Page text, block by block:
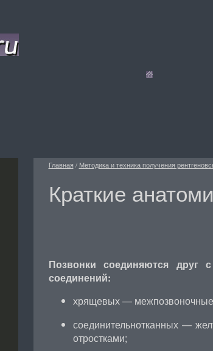
Главная / Методика и техника получения
Краткие
Позвонки соединяются
соединений:
хрящевых — межпозвоночные
соединительнотканных —
отростками;